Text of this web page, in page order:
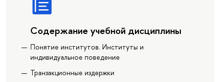
Содержание учебной дисциплины
Понятие институтов. Институты и
индивидуальное поведение
Транзакционные издержки